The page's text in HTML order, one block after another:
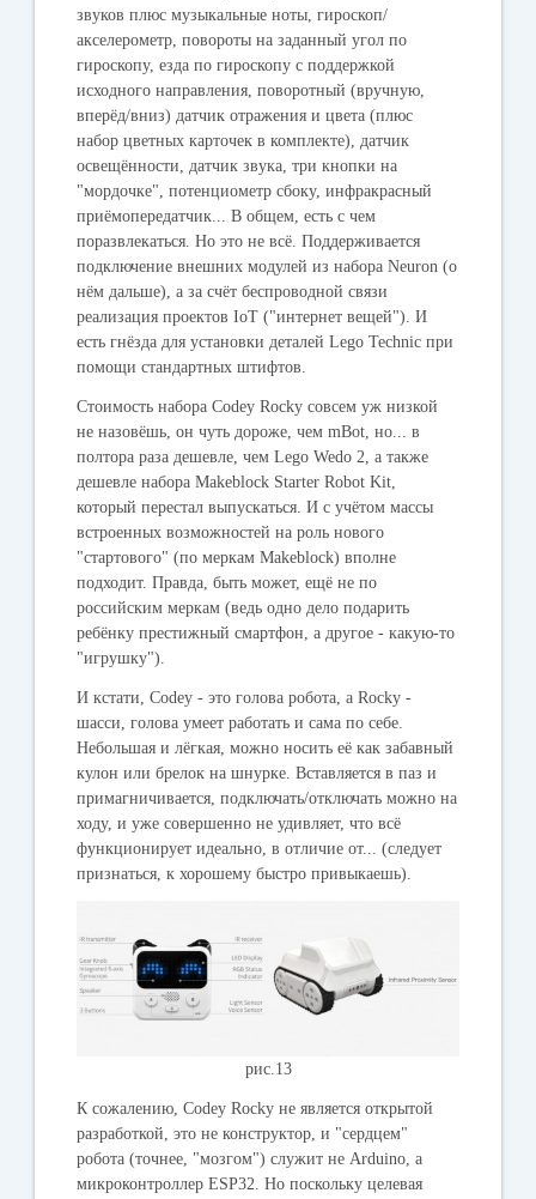
звуков плюс музыкальные ноты, гироскоп/
акселерометр, повороты на заданный угол по
гироскопу, езда по гироскопу с поддержкой
исходного направления, поворотный (вручную,
вперёд/вниз) датчик отражения и цвета (плюс
набор цветных карточек в комплекте), датчик
освещённости, датчик звука, три кнопки на
"мордочке", потенциометр сбоку, инфракрасный
приёмопередатчик... В общем, есть с чем
поразвлекаться. Но это не всё. Поддерживается
подключение внешних модулей из набора Neuron (о
нём дальше), а за счёт беспроводной связи
реализация проектов IoT ("интернет вещей"). И
есть гнёзда для установки деталей Lego Technic при
помощи стандартных штифтов.
Стоимость набора Codey Rocky совсем уж низкой
не назовёшь, он чуть дороже, чем mBot, но... в
полтора раза дешевле, чем Lego Wedo 2, а также
дешевле набора Makeblock Starter Robot Kit,
который перестал выпускаться. И с учётом массы
встроенных возможностей на роль нового
"стартового" (по меркам Makeblock) вполне
подходит. Правда, быть может, ещё не по
российским меркам (ведь одно дело подарить
ребёнку престижный смартфон, а другое - какую-то
"игрушку").
И кстати, Codey - это голова робота, а Rocky -
шасси, голова умеет работать и сама по себе.
Небольшая и лёгкая, можно носить её как забавный
кулон или брелок на шнурке. Вставляется в паз и
примагничивается, подключать/отключать можно на
ходу, и уже совершенно не удивляет, что всё
функционирует идеально, в отличие от... (следует
признаться, к хорошему быстро привыкаешь).
рис.13
К сожалению, Codey Rocky не является открытой
разработкой, это не конструктор, и "сердцем"
робота (точнее, "мозгом") служит не Arduino, а
микроконтроллер ESP32. Но поскольку целевая